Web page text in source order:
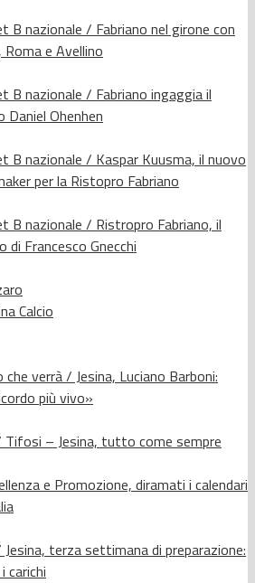
B nazionale / Fabriano nel girone con
Roma e Avellino
B nazionale / Fabriano ingaggia il
Daniel Ohenhen
B nazionale / Kaspar Kuusma, il nuovo
per la Ristopro Fabriano
B nazionale / Ristropro Fabriano, il
di Francesco Gnecchi
Calcio
che verrà / Jesina, Luciano Barboni:
più vivo»
Tifosi – Jesina, tutto come sempre
e Promozione, diramati i calendari
Jesina, terza settimana di preparazione:
carichi